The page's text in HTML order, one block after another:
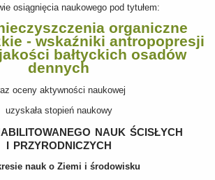
osiągnięcia naukowego pod tytułem:
organiczne
- wskaźniki antropopresji
bałtyckich osadów
dennych
oceny aktywności naukowej
uzyskała stopień naukowy
nauk ścisłych
i przyrodniczych
nauk o Ziemi i środowisku